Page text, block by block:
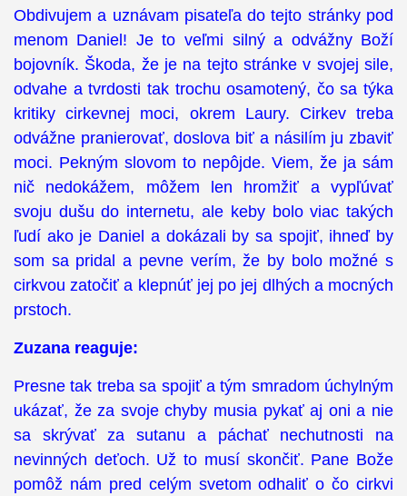
Obdivujem a uznávam pisateľa do tejto stránky pod
menom Daniel! Je to veľmi silný a odvážny Boží
bojovník. Škoda, že je na tejto stránke v svojej sile,
odvahe a tvrdosti tak trochu osamotený, čo sa týka
kritiky cirkevnej moci, okrem Laury. Cirkev treba
odvážne pranierovať, doslova biť a násilím ju zbaviť
moci. Pekným slovom to nepôjde. Viem, že ja sám
nič nedokážem, môžem len hromžiť a vypľúvať
svoju dušu do internetu, ale keby bolo viac takých
ľudí ako je Daniel a dokázali by sa spojiť, ihneď by
som sa pridal a pevne verím, že by bolo možné s
cirkvou zatočiť a klepnúť jej po jej dlhých a mocných
prstoch.
Zuzana reaguje:
Presne tak treba sa spojiť a tým smradom úchylným
ukázať, že za svoje chyby musia pykať aj oni a nie
sa skrývať za sutanu a páchať nechutnosti na
nevinných deťoch. Už to musí skončiť. Pane Bože
pomôž nám pred celým svetom odhaliť o čo cirkvi